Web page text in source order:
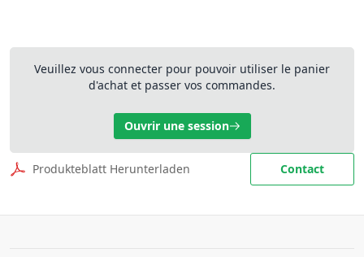
Veuillez vous connecter pour pouvoir utiliser le panier
d'achat et passer vos commandes.
Ouvrir une session
Produkteblatt Herunterladen Contact